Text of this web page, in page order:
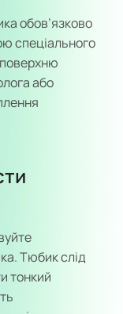
обов’язково
спеціального
або
Тюбик слід
тонкий